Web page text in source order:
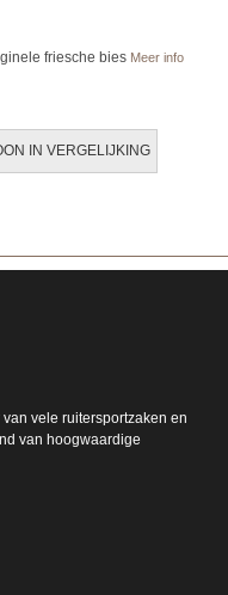
friesche bies Meer info
IN VERGELIJKING
vele ruitersportzaken en
van hoogwaardige